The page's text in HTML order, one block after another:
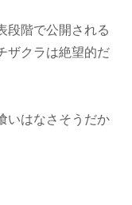
段階で公開される
ザクラは絶望的だ
いはなさそうだか